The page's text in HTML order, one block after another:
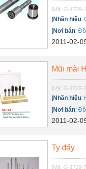
[Mã: G-1729-
[Nhãn hiệu:
[Nơi bán:
2011-02-
Mũi mài
[Mã: G-1729-
[Nhãn hiệu:
[Nơi bán:
2011-02-
Ty đẩy
[Mã: G-1729-